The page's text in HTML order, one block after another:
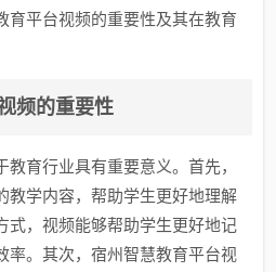
育平台视频的重要性及其在教育
频的重要性
育行业具有重要意义。首先，
教学内容，帮助学生更好地理解
式，视频能够帮助学生更好地记
率。其次，宿州智慧教育平台视